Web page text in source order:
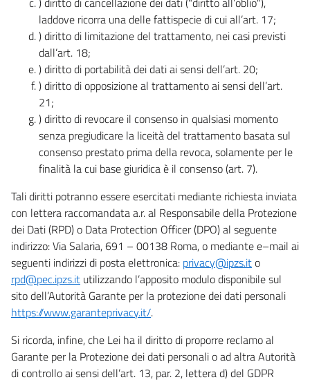
laddove ricorra una delle fattispecie di cui all’art. 17;
) diritto di limitazione del trattamento, nei casi previsti
dall’art. 18;
) diritto di portabilità dei dati ai sensi dell’art. 20;
) diritto di opposizione al trattamento ai sensi dell’art.
21;
) diritto di revocare il consenso in qualsiasi momento
senza pregiudicare la liceità del trattamento basata sul
consenso prestato prima della revoca, solamente per le
finalità la cui base giuridica è il consenso (art. 7).
Tali diritti potranno essere esercitati mediante richiesta inviata
con lettera raccomandata a.r. al Responsabile della Protezione
dei Dati (RPD) o Data Protection Officer (DPO) al seguente
indirizzo: Via Salaria, 691 – 00138 Roma, o mediante e–mail ai
seguenti indirizzi di posta elettronica: privacy@ipzs.ito
rpd@pec.ipzs.it utilizzando l’apposito modulo disponibile sul
sito dell’Autorità Garante per la protezione dei dati personali
https://www.garanteprivacy.it/.
Si ricorda, infine, che Lei ha il diritto di proporre reclamo al
Garante per la Protezione dei dati personali o ad altra Autorità
di controllo ai sensi dell’art. 13, par. 2, lettera d) del GDPR